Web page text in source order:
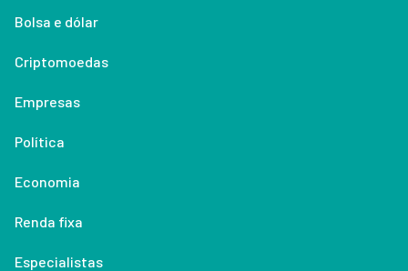
Bolsa e dólar
Criptomoedas
Empresas
Política
Economia
Renda fixa
Especialistas